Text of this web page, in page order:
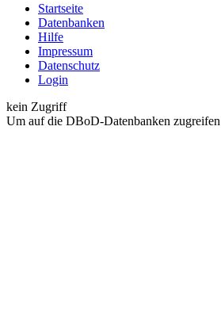
Startseite
Datenbanken
Hilfe
Impressum
Datenschutz
Login
kein Zugriff
Um auf die DBoD-Datenbanken